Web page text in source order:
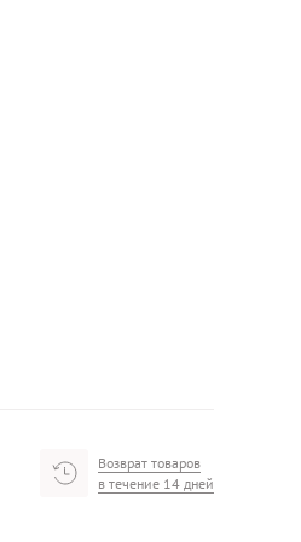
Возврат товаров
в течение 14 дней